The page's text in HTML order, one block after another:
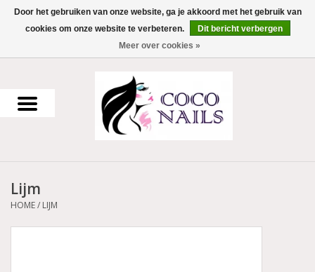
0 Artikelen - €0,00
Uv Gel
Acrylpoeder
Voorbereiding en finish
Lijm
HOME/ LIJM
Door het gebruiken van onze website, ga je akkoord met het gebruik van
cookies om onze website te verbeteren.
Dit bericht verbergen
Meer over cookies »